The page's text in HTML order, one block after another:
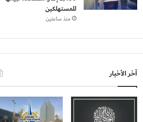
للمستهلكين
منذ ساعتين
آخر الأخبار